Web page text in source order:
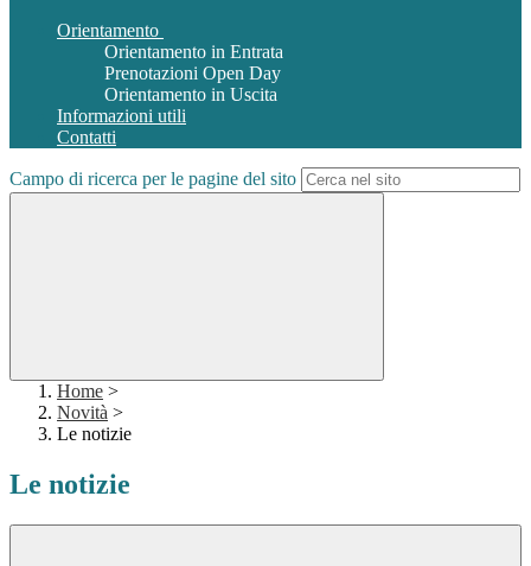
Orientamento
Orientamento in Entrata
Prenotazioni Open Day
Orientamento in Uscita
Informazioni utili
Contatti
Campo di ricerca per le pagine del sito
Home >
Novità >
Le notizie
Le notizie